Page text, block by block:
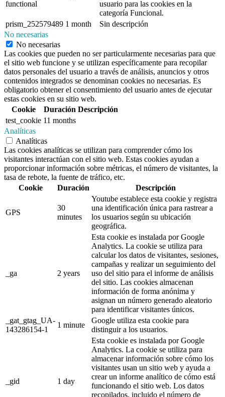
functional
usuario para las cookies en la
categoría Funcional.
prism_252579489 1 month
Sin descripción
No necesarias
No necesarias
Las cookies que pueden no ser particularmente necesarias para que
el sitio web funcione y se utilizan específicamente para recopilar
datos personales del usuario a través de análisis, anuncios y otros
contenidos integrados se denominan cookies no necesarias. Es
obligatorio obtener el consentimiento del usuario antes de ejecutar
estas cookies en su sitio web.
Cookie
Duración Descripción
test_cookie 11 months
Analíticas
Analíticas
Las cookies analíticas se utilizan para comprender cómo los
visitantes interactúan con el sitio web. Estas cookies ayudan a
proporcionar información sobre métricas, el número de visitantes, la
tasa de rebote, la fuente de tráfico, etc.
Cookie
Duración Descripción
GPS
30
minutes
Youtube establece esta cookie y registra
una identificación única para rastrear a
los usuarios según su ubicación
geográfica.
_ga 2 years
Esta cookie es instalada por Google
Analytics. La cookie se utiliza para
calcular los datos de visitantes, sesiones,
campañas y realizar un seguimiento del
uso del sitio para el informe de análisis
del sitio. Las cookies almacenan
información de forma anónima y
asignan un número generado aleatorio
para identificar visitantes únicos.
_gat_gtag_UA-
143286154-1
1 minute
Google utiliza esta cookie para
distinguir a los usuarios.
_gid 1 day
Esta cookie es instalada por Google
Analytics. La cookie se utiliza para
almacenar información sobre cómo los
visitantes usan un sitio web y ayuda a
crear un informe analítico de cómo está
funcionando el sitio web. Los datos
recopilados, incluido el número de